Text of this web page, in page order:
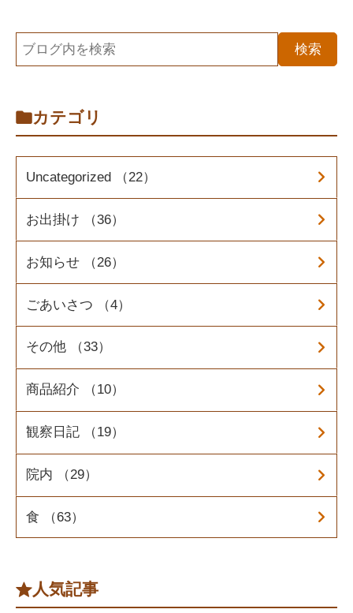
カテゴリ
Uncategorized （22）
お出掛け （36）
お知らせ （26）
ごあいさつ （4）
その他 （33）
商品紹介 （10）
観察日記 （19）
院内 （29）
食 （63）
人気記事